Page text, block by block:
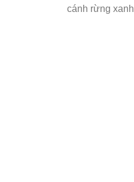
cánh rừng